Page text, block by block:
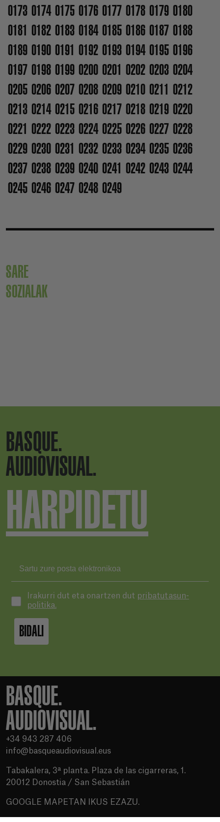
0173 0174 0175 0176 0177 0178 0179 0180
0181 0182 0183 0184 0185 0186 0187 0188
0189 0190 0191 0192 0193 0194 0195 0196
0197 0198 0199 0200 0201 0202 0203 0204
0205 0206 0207 0208 0209 0210 0211 0212
0213 0214 0215 0216 0217 0218 0219 0220
0221 0222 0223 0224 0225 0226 0227 0228
0229 0230 0231 0232 0233 0234 0235 0236
0237 0238 0239 0240 0241 0242 0243 0244
0245 0246 0247 0248 0249
SARE
SOZIALAK
BASQUE.
AUDIOVISUAL.
HARPIDETU
Irakurri dut eta onartzen dut pribatutasun-
politika.
BIDALI
BASQUE.
AUDIOVISUAL.
+34 943 287 406
info@basqueaudiovisual.eus
Tabakalera, 3ª planta. Plaza de las cigarreras, 1.
20012 Donostia / San Sebastián
GOOGLE MAPETAN IKUS EZAZU.